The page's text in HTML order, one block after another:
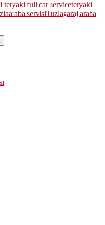
teryaki full car serviceteryaki
servisiTuzlagaraj araba